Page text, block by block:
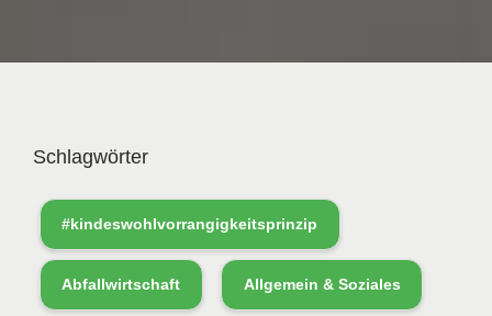
Schlagwörter
#kindeswohlvorrangigkeitsprinzip
Abfallwirtschaft Allgemein & Soziales